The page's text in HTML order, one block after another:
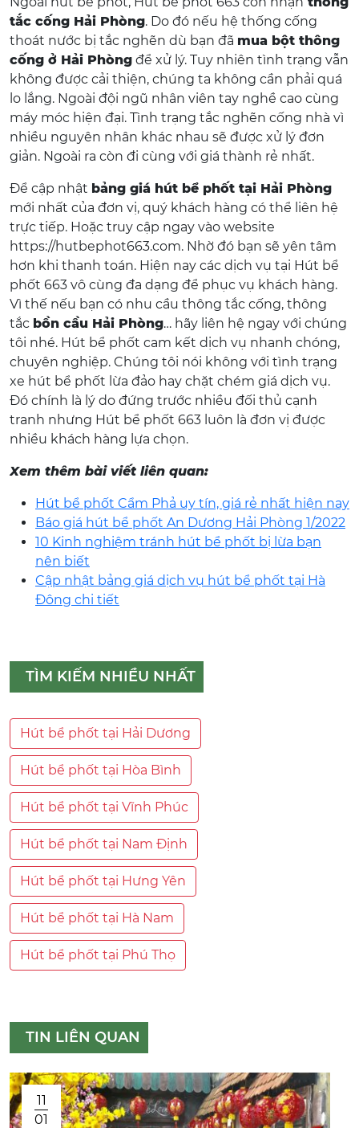
tắc cống Hải Phòng. Do đó nếu hệ thống cống
thoát nước bị tắc nghẽn dù bạn đã mua bột thông
cống ở Hải Phòng để xử lý. Tuy nhiên tình trạng vẫn
không được cải thiện, chúng ta không cần phải quá
lo lắng. Ngoài đội ngũ nhân viên tay nghề cao cùng
máy móc hiện đại. Tình trạng tắc nghẽn cống nhà vì
nhiều nguyên nhân khác nhau sẽ được xử lý đơn
giản. Ngoài ra còn đi cùng với giá thành rẻ nhất.
Để cập nhật bảng giá hút bể phốt tại Hải Phòng
mới nhất của đơn vị, quý khách hàng có thể liên hệ
trực tiếp. Hoặc truy cập ngay vào website
https://hutbephot663.com. Nhờ đó bạn sẽ yên tâm
hơn khi thanh toán. Hiện nay các dịch vụ tại Hút bể
phốt 663 vô cùng đa dạng để phục vụ khách hàng.
Vì thế nếu bạn có nhu cầu thông tắc cống, thông
tắc bồn cầu Hải Phòng… hãy liên hệ ngay với chúng
tôi nhé. Hút bể phốt cam kết dịch vụ nhanh chóng,
chuyên nghiệp. Chúng tôi nói không với tình trạng
xe hút bể phốt lừa đảo hay chặt chém giá dịch vụ.
Đó chính là lý do đứng trước nhiều đối thủ cạnh
tranh nhưng Hút bể phốt 663 luôn là đơn vị được
nhiều khách hàng lựa chọn.
Xem thêm bài viết liên quan:
Hút bể phốt Cẩm Phả uy tín, giá rẻ nhất hiện nay
Báo giá hút bể phốt An Dương Hải Phòng 1/2022
10 Kinh nghiệm tránh hút bể phốt bị lừa bạn
nên biết
Cập nhật bảng giá dịch vụ hút bể phốt tại Hà
Đông chi tiết
TÌM KIẾM NHIỀU NHẤT
Hút bể phốt tại Hải Dương
Hút bể phốt tại Hòa Bình
Hút bể phốt tại Vĩnh Phúc
Hút bể phốt tại Nam Định
Hút bể phốt tại Hưng Yên
Hút bể phốt tại Hà Nam
Hút bể phốt tại Phú Thọ
TIN LIÊN QUAN
11
01